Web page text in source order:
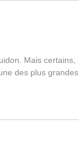
Mais certains,
des plus grandes